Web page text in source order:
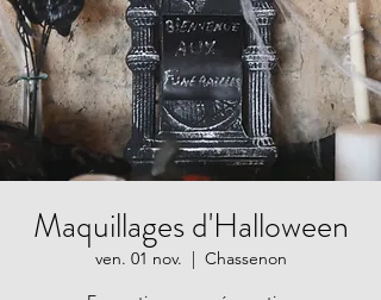
Maquillages d'Halloween
ven. 01 nov.
  |
Chassenon